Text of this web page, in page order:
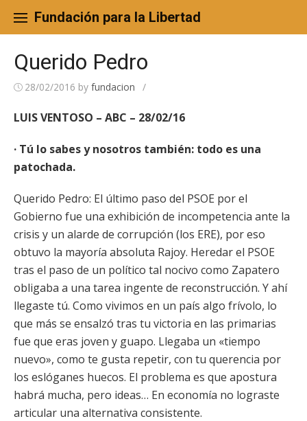
content
Fundación para la Libertad
Querido Pedro
28/02/2016 by fundacion /
LUIS VENTOSO – ABC – 28/02/16
· Tú lo sabes y nosotros también: todo es una
patochada.
Querido Pedro: El último paso del PSOE por el
Gobierno fue una exhibición de incompetencia ante la
crisis y un alarde de corrupción (los ERE), por eso
obtuvo la mayoría absoluta Rajoy. Heredar el PSOE
tras el paso de un político tal nocivo como Zapatero
obligaba a una tarea ingente de reconstrucción. Y ahí
llegaste tú. Como vivimos en un país algo frívolo, lo
que más se ensalzó tras tu victoria en las primarias
fue que eras joven y guapo. Llegaba un «tiempo
nuevo», como te gusta repetir, con tu querencia por
los eslóganes huecos. El problema es que apostura
habrá mucha, pero ideas… En economía no lograste
articular una alternativa consistente.